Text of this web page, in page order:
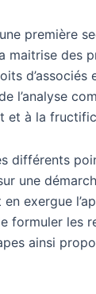
première
maitrise des
l’analyse
et à la
différents
une
exergue
formuler les
ainsi